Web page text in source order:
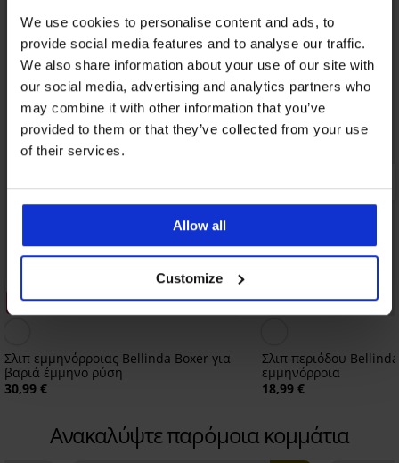
We use cookies to personalise content and ads, to
provide social media features and to analyse our traffic.
We also share information about your use of our site with
our social media, advertising and analytics partners who
may combine it with other information that you’ve
provided to them or that they’ve collected from your use
of their services.
Allow all
Customize
3+1 ΔΩΡΕΑΝ
Σλιπ εμμηνόρροιας Bellinda Boxer για
βαριά έμμηνο ρύση
30,99 €
3+1 ΔΩΡΕΑΝ
Σλιπ περιόδου
εμμηνόρροια
18,99 €
Ανακαλύψτε παρόμοια κομμάτια